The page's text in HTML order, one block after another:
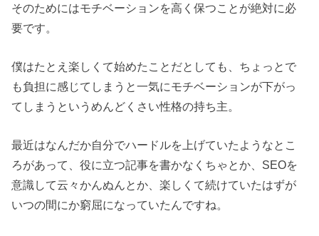
そのためにはモチベーションを高く保つことが絶対に必
要です。
僕はたとえ楽しくて始めたことだとしても、ちょっとで
も負担に感じてしまうと一気にモチベーションが下がっ
てしまうというめんどくさい性格の持ち主。
最近はなんだか自分でハードルを上げていたようなとこ
ろがあって、役に立つ記事を書かなくちゃとか、SEOを
意識して云々かんぬんとか、楽しくて続けていたはずが
いつの間にか窮屈になっていたんですね。